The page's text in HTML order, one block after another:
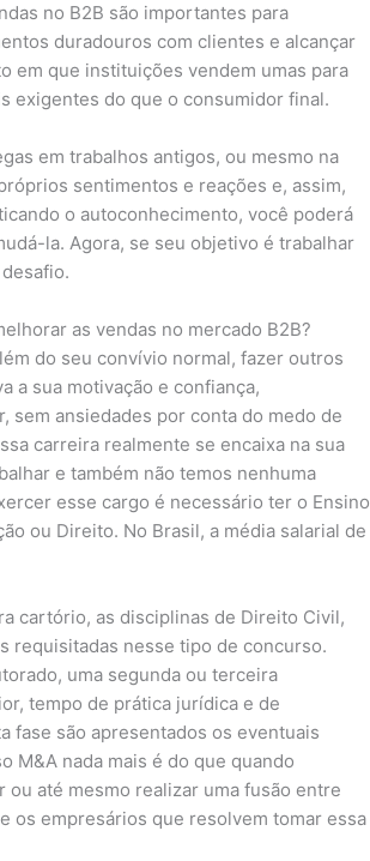
no B2B são importantes para
duradouros com clientes e alcançar
em que instituições vendem umas para
exigentes do que o consumidor final.
em trabalhos antigos, ou mesmo na
sentimentos e reações e, assim,
o autoconhecimento, você poderá
la. Agora, se seu objetivo é trabalhar
as vendas no mercado B2B?
do seu convívio normal, fazer outros
a sua motivação e confiança,
sem ansiedades por conta do medo de
carreira realmente se encaixa na sua
e também não temos nenhuma
esse cargo é necessário ter o Ensino
ou Direito. No Brasil, a média salarial de
cartório, as disciplinas de Direito Civil,
requisitadas nesse tipo de concurso.
uma segunda ou terceira
tempo de prática jurídica e de
fase são apresentados os eventuais
M&A nada mais é do que quando
ou até mesmo realizar uma fusão entre
os empresários que resolvem tomar essa